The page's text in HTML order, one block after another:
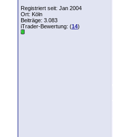
Registriert seit: Jan 2004
Ort: Köln
Beiträge: 3.083
iTrader-Bewertung: (14)